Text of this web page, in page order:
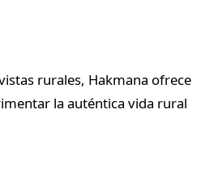
rurales, Hakmana ofrece
la auténtica vida rural